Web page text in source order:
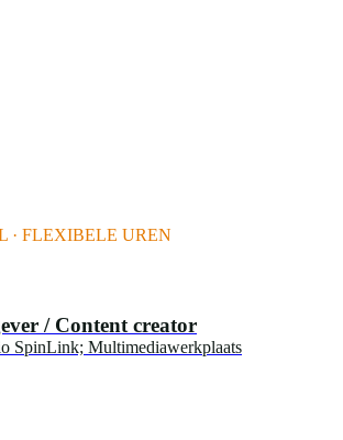
· FLEXIBELE UREN
/ Content creator
SpinLink; Multimediawerkplaats